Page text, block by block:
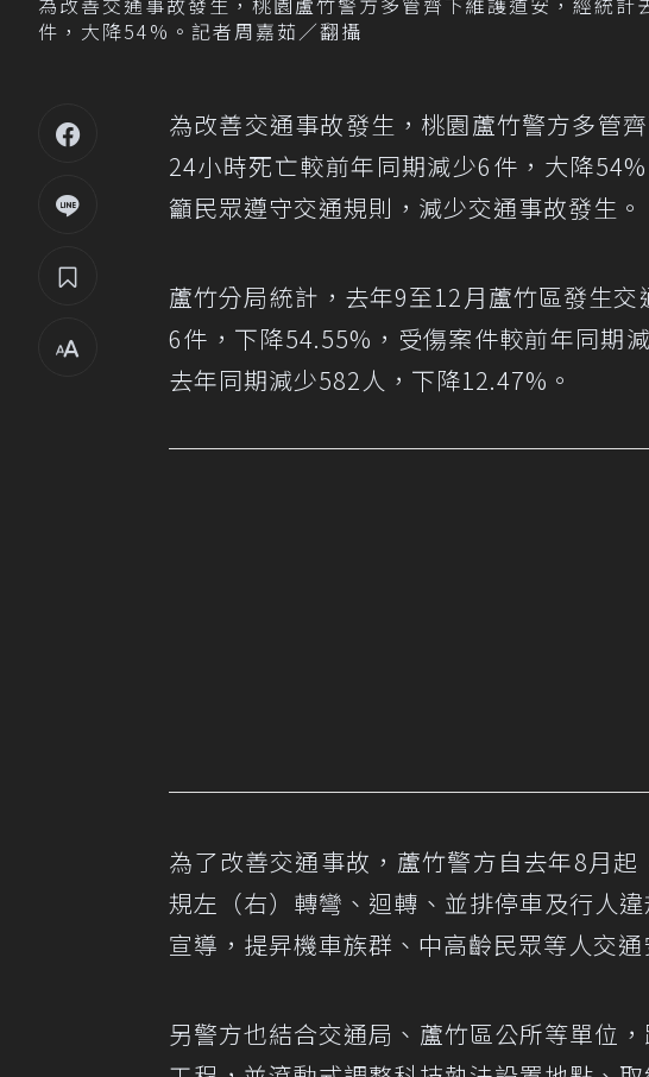
件，大降54%。記者周嘉茹／翻攝
為改善交通事故發生，桃園蘆竹警方多管
24小時死亡較前年同期減少6件，大降
籲民眾遵守交通規則，減少交通事故發生。
蘆竹分局統計，去年9至12月蘆竹區發生
6件，下降54.55%，受傷案件較前年同期
去年同期減少582人，下降12.47%。
為了改善交通事故，蘆竹警方自去年8月
規左（右）轉彎、迴轉、並排停車及行人
宣導，提昇機車族群、中高齡民眾等人交通
另警方也結合交通局、蘆竹區公所等單位